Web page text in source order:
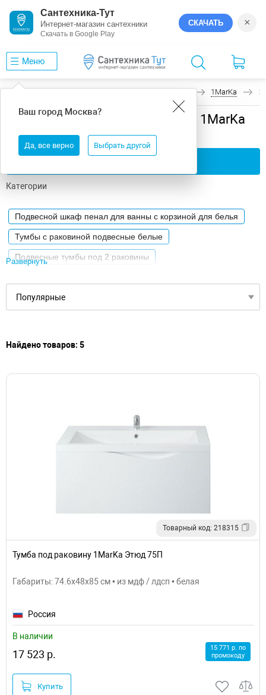
Сантехника-Тут
Интернет-магазин сантехники
Скачать в Google Play
СКАЧАТЬ ×
Меню
Ваш город Москва?
Да, все верно Выбрать другой
1MarKa
Мебель для ванной подвесная 1MarKa
Этюд
Категории
Подвесной шкаф пенал для ванны с корзиной для белья
Тумбы с раковиной подвесные белые
Подвесные тумбы под 2 раковины
Зеркала настенные овальные в ванную
Развернуть
Найдено товаров: 5
Товарный код: 218315
Тумба под раковину 1MarKa Этюд 75П
Габариты: 74.6x48x85 см • из мдф / лдсп • белая
Россия
В наличии
17 523 р.
15 771 р. по
промокоду
Купить